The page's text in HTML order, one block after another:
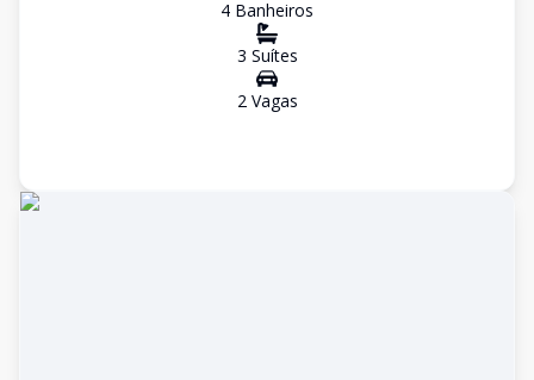
4 Banheiros
3 Suítes
2Vagas